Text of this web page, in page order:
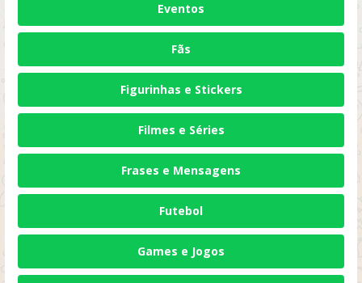
Eventos
Fãs
Figurinhas e Stickers
Filmes e Séries
Frases e Mensagens
Futebol
Games e Jogos